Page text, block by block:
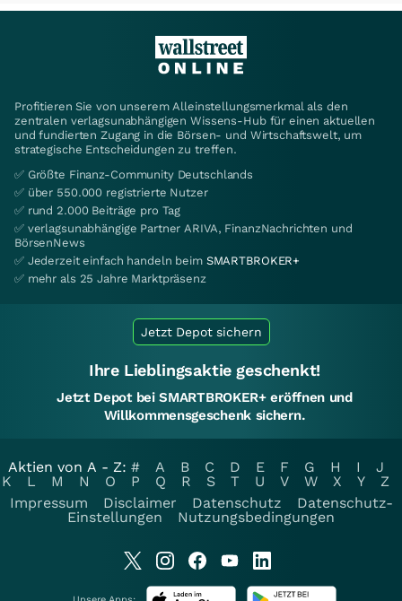
Profitieren Sie von unserem Alleinstellungsmerkmal als den
zentralen verlagsunabhängigen Wissens-Hub für einen aktuellen
und fundierten Zugang in die Börsen- und Wirtschaftswelt, um
strategische Entscheidungen zu treffen.
✅ Größte Finanz-Community Deutschlands
✅ über 550.000 registrierte Nutzer
✅ rund 2.000 Beiträge pro Tag
✅ verlagsunabhängige Partner ARIVA, FinanzNachrichten und
BörsenNews
✅ Jederzeit einfach handeln beim SMARTBROKER+
✅ mehr als 25 Jahre Marktpräsenz
Jetzt Depot sichern
Ihre Lieblingsaktie geschenkt!
Jetzt Depot bei SMARTBROKER+ eröffnen und
Willkommensgeschenk sichern.
Aktien von A - Z: # A B C D E F G H I
J
K
L M N O P Q R S T U V W X Y
Z
Impressum
Disclaimer Datenschutz
Datenschutz-
Einstellungen
Nutzungsbedingungen